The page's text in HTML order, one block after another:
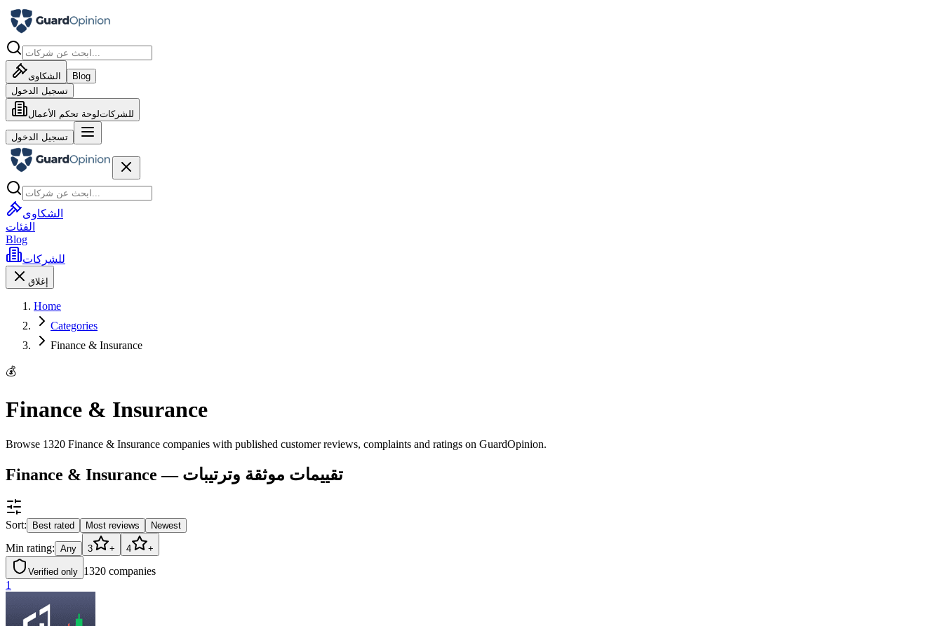
الشكاوى
Blog
تسجيل الدخول
للشركاتلوحة تحكم الأعمال
تسجيل الدخول
الشكاوى
الفئات
Blog
للشركات
إغلاق
Home
Categories
Finance & Insurance
💰
Finance & Insurance
Browse 1320 Finance & Insurance companies with published customer reviews, complaints and ratings on GuardOpinion.
Finance & Insurance — تقييمات موثقة وترتيبات
Sort: Best rated Most reviews Newest
Min rating: Any 3 + 4 +
Verified only 1320 companies
1